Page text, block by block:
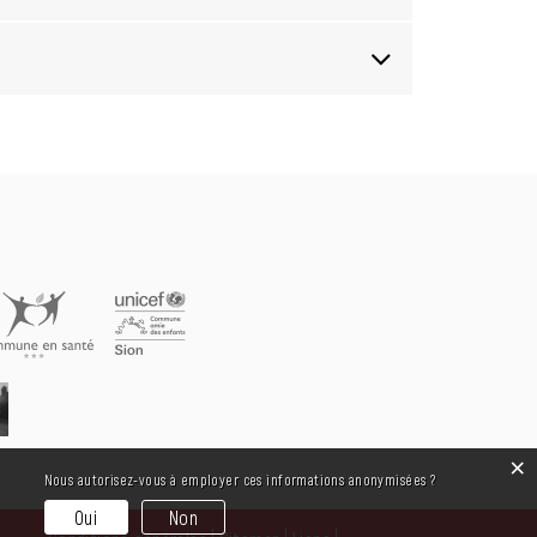
Nous autorisez-vous à employer ces informations anonymisées ?
Oui Non
×